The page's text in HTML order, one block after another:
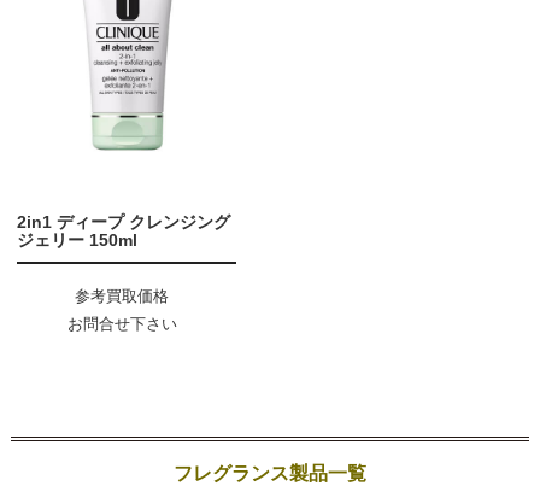
2in1 ディープ クレンジング
ジェリー 150ml
参考買取価格
お問合せ下さい
フレグランス製品一覧